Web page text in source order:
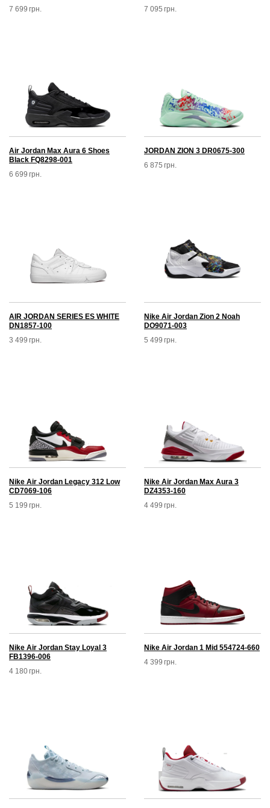
7 699 грн. 7 095 грн.
Air Jordan Max Aura 6 Shoes
Black FQ8298-001
6 699 грн.
JORDAN ZION 3 DR0675-300
6 875 грн.
AIR JORDAN SERIES ES WHITE
DN1857-100
3 499 грн.
Nike Air Jordan Zion 2 Noah
DO9071-003
5 499 грн.
Nike Air Jordan Legacy 312 Low
CD7069-106
5 199 грн.
Nike Air Jordan Max Aura 3
DZ4353-160
4 499 грн.
Nike Air Jordan Stay Loyal 3
FB1396-006
4 180грн.
Nike Air Jordan 1 Mid 554724-660
4 399 грн.